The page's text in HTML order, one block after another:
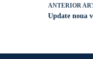
ANTERIOR
Update noua